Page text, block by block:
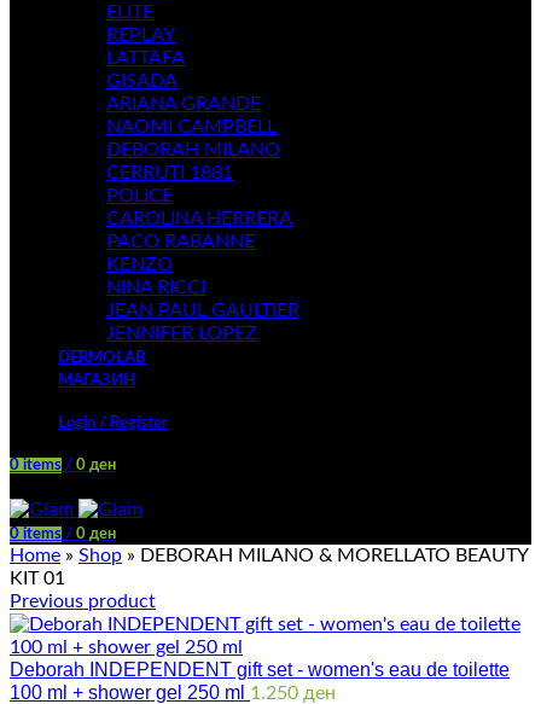
ELITE
REPLAY
LATTAFA
GISADA
ARIANA GRANDE
NAOMI CAMPBELL
DEBORAH MILANO
CERRUTI 1881
POLICE
CAROLINA HERRERA
PACO RABANNE
KENZO
NINA RICCI
JEAN PAUL GAULTIER
JENNIFER LOPEZ
DERMOLAB
МАГАЗИН
Login / Register
0 items / 0 ден
0 items / 0 ден
Home » Shop » DEBORAH MILANO & MORELLATO BEAUTY
KIT 01
Previous product
Deborah INDEPENDENT gift set - women's eau de toilette
100 ml + shower gel 250 ml 1.250 ден